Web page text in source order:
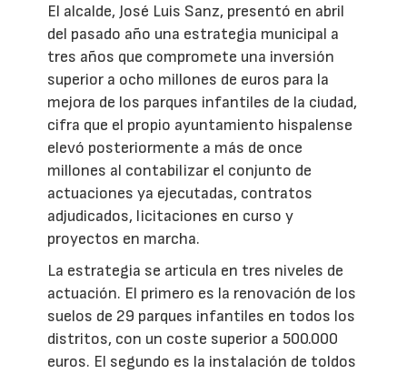
El alcalde, José Luis Sanz, presentó en abril
del pasado año una estrategia municipal a
tres años que compromete una inversión
superior a ocho millones de euros para la
mejora de los parques infantiles de la ciudad,
cifra que el propio ayuntamiento hispalense
elevó posteriormente a más de once
millones al contabilizar el conjunto de
actuaciones ya ejecutadas, contratos
adjudicados, licitaciones en curso y
proyectos en marcha.
La estrategia se articula en tres niveles de
actuación. El primero es la renovación de los
suelos de 29 parques infantiles en todos los
distritos, con un coste superior a 500.000
euros. El segundo es la instalación de toldos